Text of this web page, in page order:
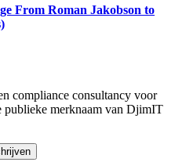
From Roman Jakobson to
compliance consultancy voor
publieke merknaam van DjimIT